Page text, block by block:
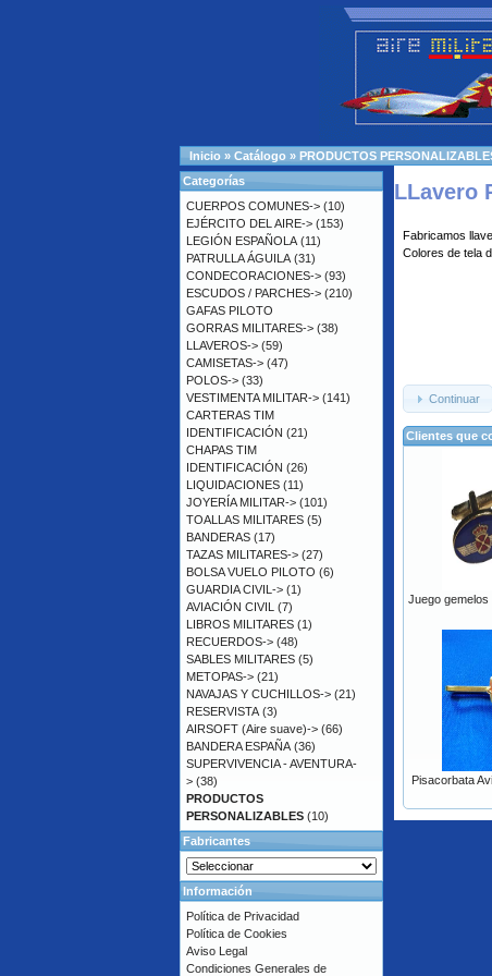
Inicio » Catálogo » PRODUCTOS
LLavero
Fabricamos
Colores de tela
Continuar
Clientes que
Juego gemelos
Pisacorbata
Categorías
CUERPOS COMUNES-> (10)
EJÉRCITO DEL AIRE-> (153)
LEGIÓN ESPAÑOLA (11)
PATRULLA ÁGUILA (31)
CONDECORACIONES-> (93)
ESCUDOS / PARCHES-> (210)
GAFAS PILOTO
GORRAS MILITARES-> (38)
LLAVEROS-> (59)
CAMISETAS-> (47)
POLOS-> (33)
VESTIMENTA MILITAR-> (141)
CARTERAS TIM
IDENTIFICACIÓN (21)
CHAPAS TIM
IDENTIFICACIÓN (26)
LIQUIDACIONES (11)
JOYERÍA MILITAR-> (101)
TOALLAS MILITARES (5)
BANDERAS (17)
TAZAS MILITARES-> (27)
BOLSA VUELO PILOTO (6)
GUARDIA CIVIL-> (1)
AVIACIÓN CIVIL (7)
LIBROS MILITARES (1)
RECUERDOS-> (48)
SABLES MILITARES (5)
METOPAS-> (21)
NAVAJAS Y CUCHILLOS-> (21)
RESERVISTA (3)
AIRSOFT (Aire suave)-> (66)
BANDERA ESPAÑA (36)
SUPERVIVENCIA - AVENTURA-
> (38)
PRODUCTOS
PERSONALIZABLES (10)
Fabricantes
Información
Política de Privacidad
Política de Cookies
Aviso Legal
Condiciones Generales de